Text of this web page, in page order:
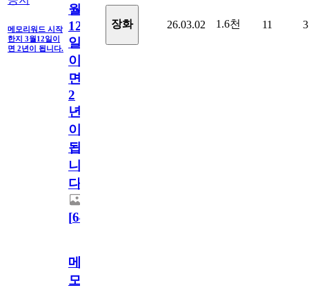
메모리워드 시작
한지 3월12일이
면 2년이 됩니다.
월
12
일
이
면
2
년
이
됩
니
다.
[64
장화 26.03.02 1.6천 11 3
메
모